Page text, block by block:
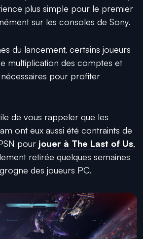
plus simple pour le premier
sur les consoles de Sony.
du lancement, certains joueurs
multiplication des comptes et
pour profiter
de vous rappeler que les
ont eux aussi été contraints de
pour jouer à The Last of Us,
retirée quelques semaines
des joueurs PC.